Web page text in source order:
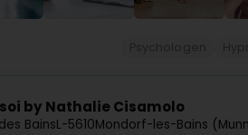
by Nathalie Cisamolo
BainsL-5610Mondorf-les-Bains